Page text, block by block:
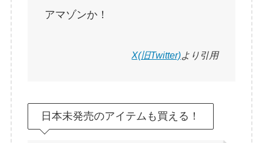
アマゾンか！
X(旧Twitter)より引用
日本未発売のアイテムも買える！